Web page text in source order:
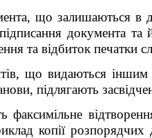
що залишаються в
документа та
та відбиток печатки
що видаються
підлягають
факсимільне
копії